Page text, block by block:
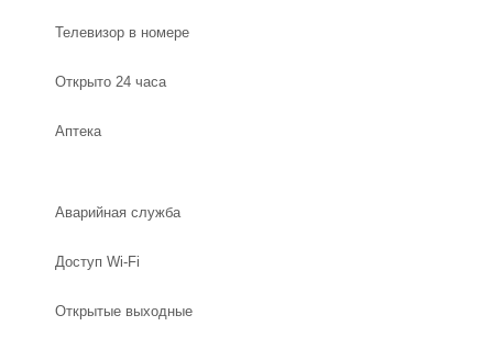
Телевизор в номере
Открыто 24 часа
Aптека
Аварийная служба
Доступ Wi-Fi
Открытые выходные